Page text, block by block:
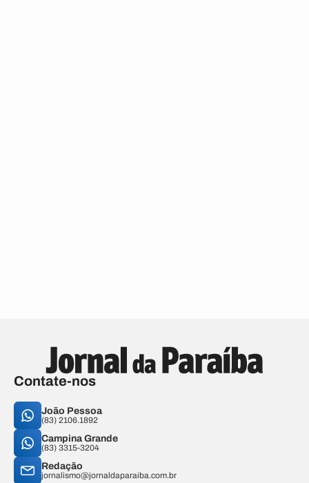
Contate-nos
João Pessoa
(83) 2106.1892
Campina Grande
(83) 3315-3204
Redação
jornalismo@jornaldaparaiba.com.br